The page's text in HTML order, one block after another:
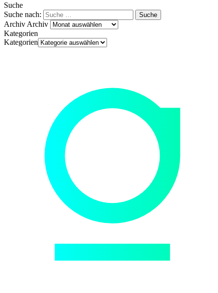
Suche
Suche nach:
Archiv Archiv
Kategorien
Kategorien